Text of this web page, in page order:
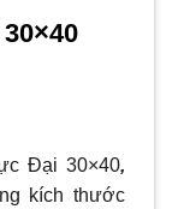
Đại 30×40,
kích thước